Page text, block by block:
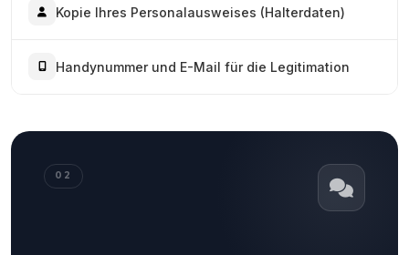
Kopie Ihres Personalausweises (Halterdaten)
Handynummer und E-Mail für die Legitimation
02